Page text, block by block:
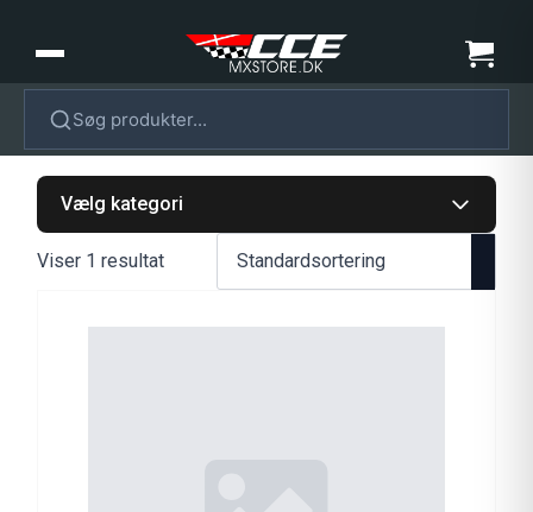
Søg produkter...
Vælg kategori
Viser 1 resultat